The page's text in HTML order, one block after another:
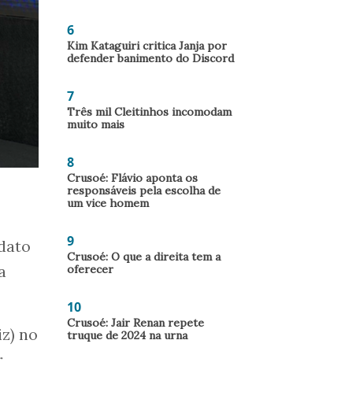
no
6
Kim Kataguiri critica Janja por
defender banimento do Discord
7
Três mil Cleitinhos incomodam
muito mais
8
Crusoé: Flávio aponta os
responsáveis pela escolha de
um vice homem
9
Crusoé: O que a direita tem a
oferecer
10
Crusoé: Jair Renan repete
truque de 2024 na urna